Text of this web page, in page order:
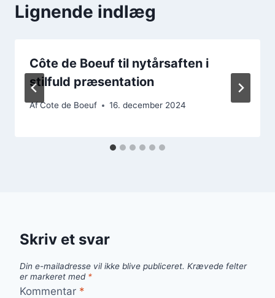
Lignende indlæg
Côte de Boeuf til nytårsaften i
stilfuld præsentation
AfCote de Boeuf 16. december 2024
Skriv et svar
Din e-mailadresse vil ikke blive publiceret. Krævede felter
er markeret med *
Kommentar *